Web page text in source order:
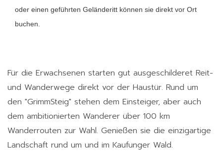
oder einen geführten Geländeritt können sie direkt vor Ort
buchen.
Für die Erwachsenen starten gut ausgeschilderet Reit-
und Wanderwege direkt vor der Haustür. Rund um
den "GrimmSteig" stehen dem Einsteiger, aber auch
dem ambitionierten Wanderer über 100 km
Wanderrouten zur Wahl. Genießen sie die einzigartige
Landschaft rund um und im Kaufunger Wald.